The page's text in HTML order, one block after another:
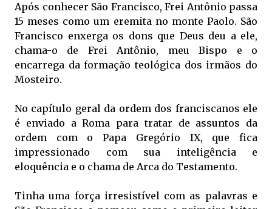
Após conhecer São Francisco, Frei Antônio passa
15 meses como um eremita no monte Paolo. São
Francisco enxerga os dons que Deus deu a ele,
chama-o de Frei Antônio, meu Bispo e o
encarrega da formação teológica dos irmãos do
Mosteiro.
No capítulo geral da ordem dos franciscanos ele
é enviado a Roma para tratar de assuntos da
ordem com o Papa Gregório IX, que fica
impressionado com sua inteligência e
eloquência e o chama de Arca do Testamento.
Tinha uma força irresistível com as palavras e